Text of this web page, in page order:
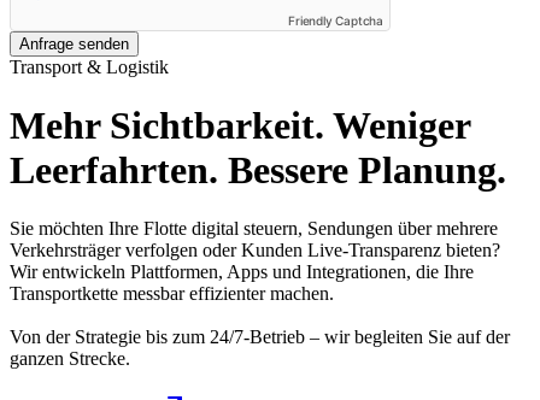
Friendly Captcha
Anfrage senden
Transport & Logistik
Mehr Sichtbarkeit. Weniger
Leerfahrten. Bessere Planung.
Sie möchten Ihre Flotte digital steuern, Sendungen über mehrere
Verkehrsträger verfolgen oder Kunden Live-Transparenz bieten?
Wir entwickeln Plattformen, Apps und Integrationen, die Ihre
Transportkette messbar effizienter machen.
Von der Strategie bis zum 24/7-Betrieb – wir begleiten Sie auf der
ganzen Strecke.